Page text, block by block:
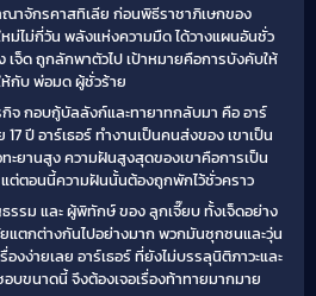
าจักรคาสทิเลีย ก่อนพิธีราชาภิเษกของ
ม่ไม่กี่วัน พลังแห่งความมืด ได้วางแผนอันชั่ว
เจ็ด ถูกลักพาตัวไป เป้าหมายคือการบังคับให้
กับ พ่อมด ผู้ชั่วร้าย
จ กอบกู้บัลลังก์และทายาทกลับมา คือ อาร์
ปี อาร์เธอร์ ทำงานเป็นคนส่งของ เขาเป็น
ยานสูง ความฝันสูงสุดของเขาคือการเป็น
ต่ตอนนี้ความฝันนั้นต้องถูกพักไว้ชั่วคราว
รรม และ ผู้พิทักษ์ ของ ลูกเจี๊ยบ ทั้งเจ็ดอย่าง
แตกต่างกันไปอย่างมาก พวกมันซุกซนและวุ่น
งง่ายเลย อาร์เธอร์ ที่ยังไม่บรรลุนิติภาวะและ
ขนาดนี้ จึงต้องเจอเรื่องท้าทายมากมาย